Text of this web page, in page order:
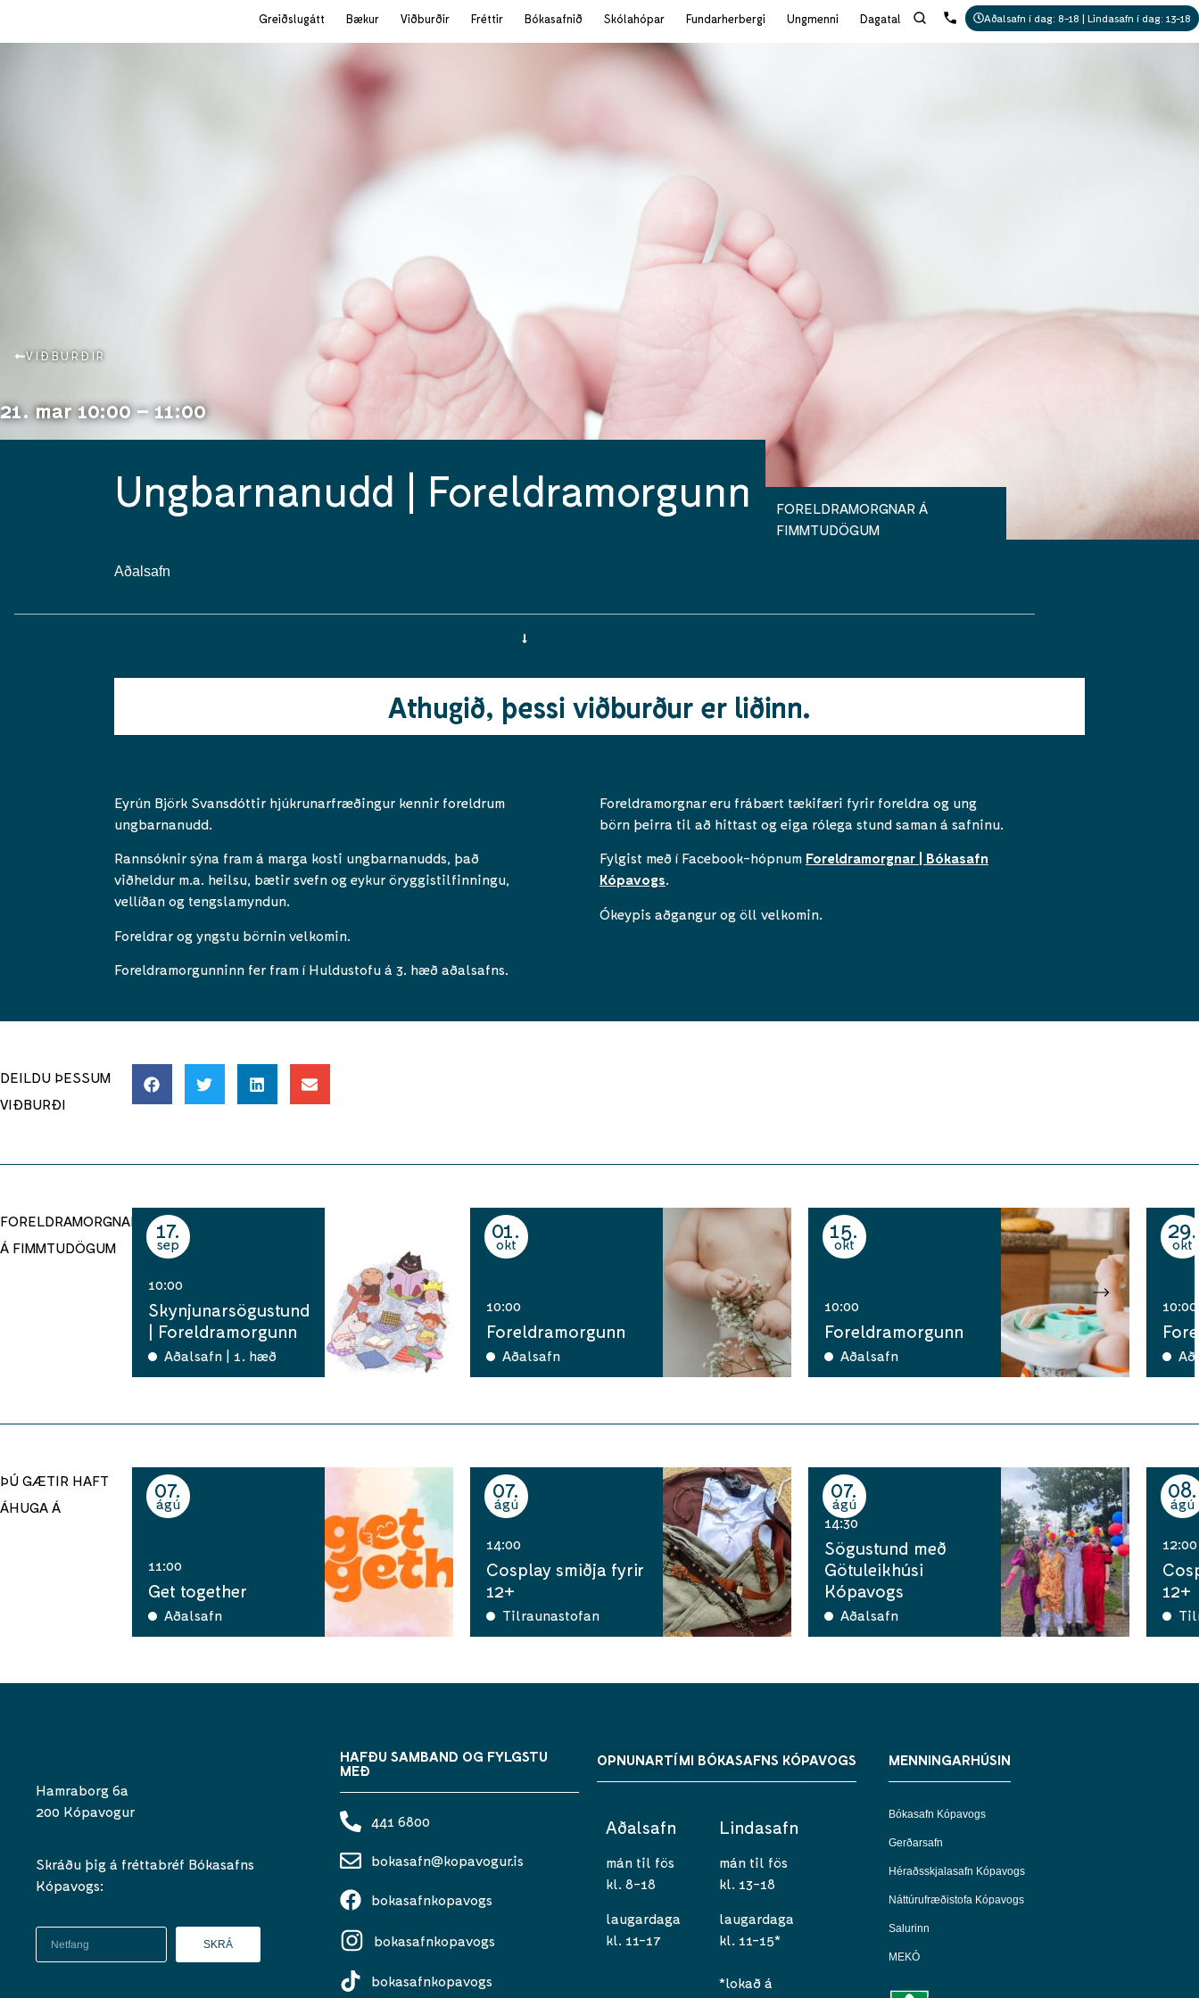
Greiðslugátt Bækur Viðburðir Fréttir Bókasafnið Skólahópar Fundarherbergi Ungmenni Dagatal Aðalsafn í dag: 8-18 | Lindasafn í dag: 13-18
VIÐBURÐIR
21. mar 10:00 – 11:00
Ungbarnanudd | Foreldramorgunn
FORELDRAMORGNAR Á
FIMMTUDÖGUM
Aðalsafn
Athugið, þessi viðburður er liðinn.
Eyrún Björk Svansdóttir hjúkrunarfræðingur kennir foreldrum
ungbarnanudd.
Rannsóknir sýna fram á marga kosti ungbarnanudds, það
viðheldur m.a. heilsu, bætir svefn og eykur öryggistilfinningu,
vellíðan og tengslamyndun.
Foreldrar og yngstu börnin velkomin.
Foreldramorgunninn fer fram í Huldustofu á 3. hæð aðalsafns.
Foreldramorgnar eru frábært tækifæri fyrir foreldra og ung
börn þeirra til að hittast og eiga rólega stund saman á safninu.
Fylgist með í Facebook-hópnum Foreldramorgnar | Bókasafn
Kópavogs.
Ókeypis aðgangur og öll velkomin.
DEILDU ÞESSUM
VIÐBURÐI
FORELDRAMORGNAR
Á FIMMTUDÖGUM
17
sep
10:00
Skynjunarsögustund
| Foreldramorgunn
Aðalsafn | 1. hæð
01
okt
10:00
Foreldramorgunn
Aðalsafn
15
okt
10:00
Foreldramorgunn
Aðalsafn
29
okt
10:00
ÞÚ GÆTIR HAFT
ÁHUGA Á
07
ágú
11:00
Get together
Aðalsafn
07
ágú
14:00
Cosplay smiðja fyrir
12+
Tilraunastofan
07
ágú
14:30
Sögustund með
Götuleikhúsi
Kópavogs
Aðalsafn
08
ágú
12:00
12+
Hamraborg 6a
200 Kópavogur
Skráðu þig á fréttabréf Bókasafns
Kópavogs:
SKRÁ
HAFÐU SAMBAND OG FYLGSTU
MEÐ
441 6800
bokasafn@kopavogur.is
bokasafnkopavogs
bokasafnkopavogs
bokasafnkopavogs
OPNUNARTÍMI BÓKASAFNS KÓPAVOGS
Aðalsafn
mán til fös
kl. 8-18
laugardaga
kl. 11-17
Lindasafn
mán til fös
kl. 13-18
laugardaga
kl. 11-15*
*lokað á
MENNINGARHÚSIN
Bókasafn Kópavogs
Gerðarsafn
Héraðsskjalasafn Kópavogs
Náttúrufræðistofa Kópavogs
Salurinn
MEKÓ